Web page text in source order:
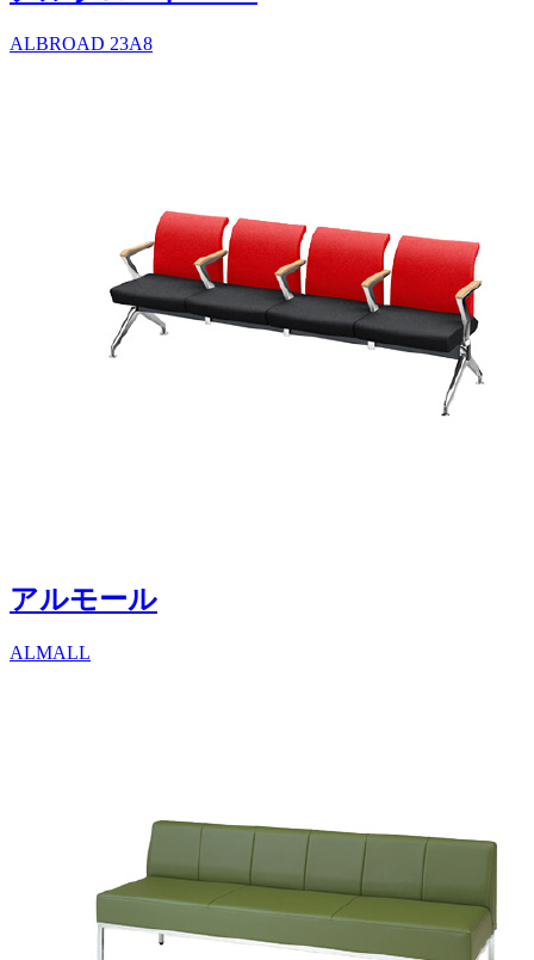
ALBROAD 23A8
アルモール
ALMALL